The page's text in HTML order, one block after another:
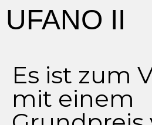
UFANO II
Es ist zum
mit einem